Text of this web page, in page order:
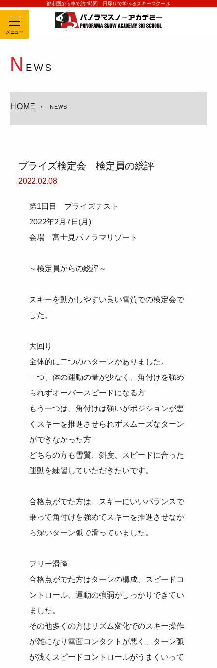
都市圏から車で約2時間、日帰りで学べるスキースクール
MENU
N EWS
HOME NEWS
プライズ検定会 検定員の総評
2022.02.08
第1回目 プライズテスト
2022年2月7日(月)
会場 富士見パノラマリゾート
～検定員からの総評～
スキーを動かしやすい良い雪質での検定会で
した。
大回り
全体的に二つのパターンがありました。
一つ、体の運動の量が少なく、角付けを強め
られずオーバースピードになる方
もう一つは、角付けは強いがポジションが悪
くスキーを推進させられずスムーズなターン
ができなかった方
どちらの方も雪質、斜度、スピードに合った
運動を練習していただきたいです。
合格点がでた方は、スキーにいいバランスで
乗って角付けを強めてスキーを推進させなが
ら深いターン弧で滑っていました。
フリー滑降
合格点がでた方はターンの構成、スピードコ
ントロール、運動の強弱がしっかりできてい
ました。
その他多くの方はリズム変化でのスキー操作
が雑になり雪面コンタクトが悪く、ターン弧
が浅くスピードコントロールがうまくいって